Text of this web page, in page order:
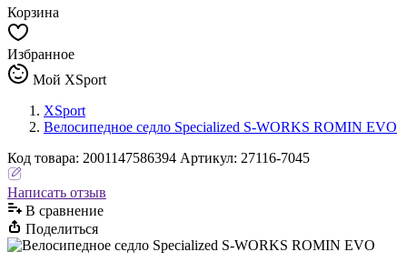
Корзина
Избранное
Мой XSport
XSport
Велосипедное седло Specialized S-WORKS ROMIN EVO
Код товара: 2001147586394 Артикул: 27116-7045
Написать отзыв
В сравнениe
Поделиться